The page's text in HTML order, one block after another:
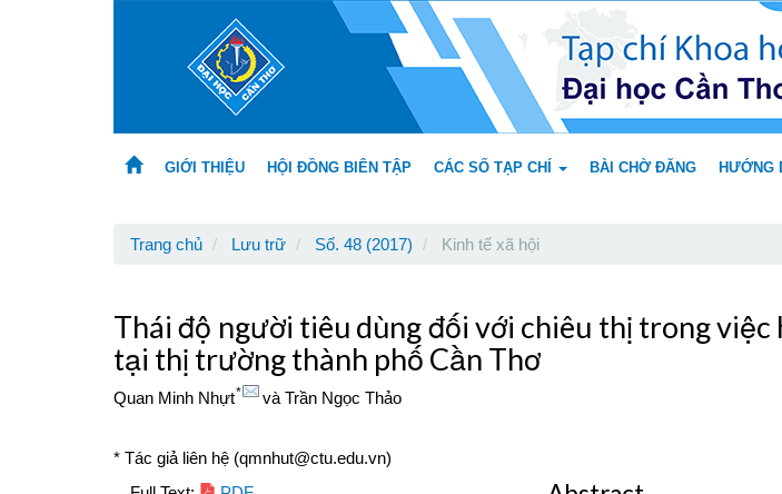
GIỚI THIỆU HỘI ĐỒNG BIÊN TẬP CÁC SỐ TẠP CHÍ BÀI CHỜ ĐĂNG HƯỚNG
Trang chủ Lưu trữ Số. 48 (2017) Kinh tế xã hội
Thái độ người tiêu dùng đối với chiêu thị trong
tại thị trường thành phố Cần Thơ
Quan Minh Nhựt* và Trần Ngọc Thảo
* Tác giả liên hệ (qmnhut@ctu.edu.vn)